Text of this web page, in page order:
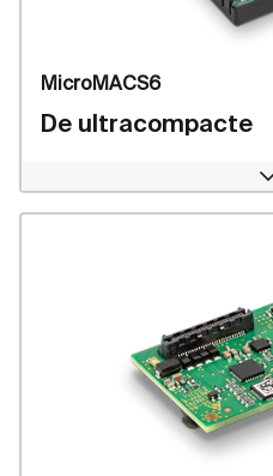
MicroMACS6
De ultracompacte